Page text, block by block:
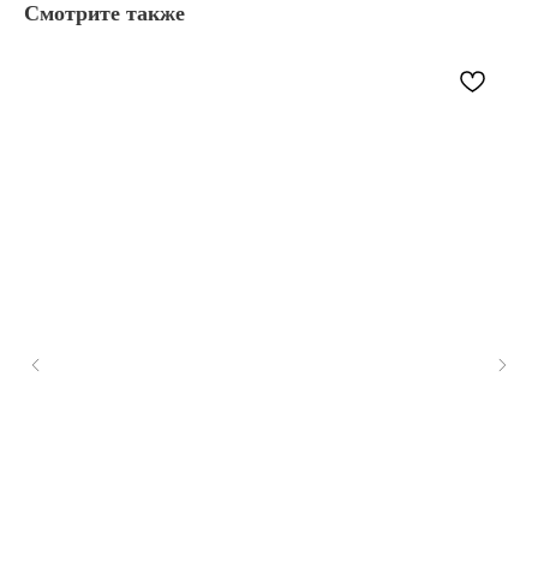
Смотрите также